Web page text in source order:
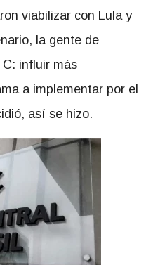
viabilizar con Lula y
la gente de
influir más
a implementar por el
así se hizo.